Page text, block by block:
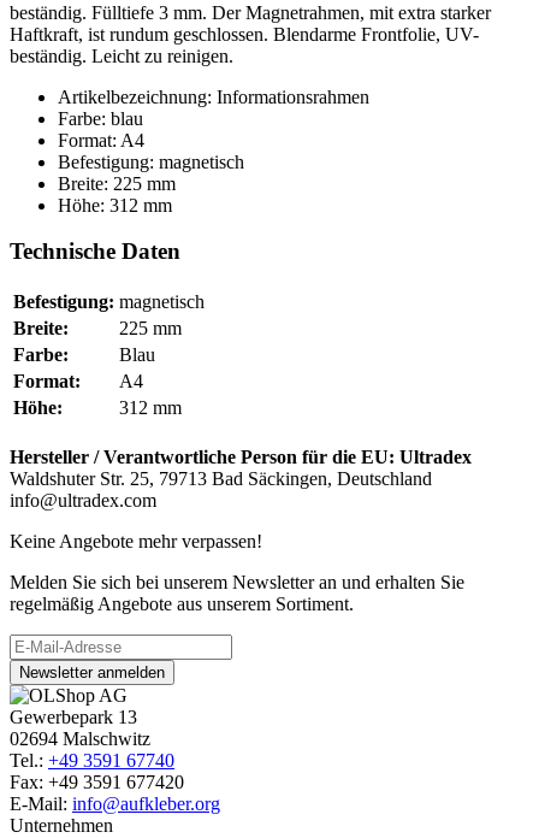
beständig. Fülltiefe 3 mm. Der Magnetrahmen, mit extra starker
Haftkraft, ist rundum geschlossen. Blendarme Frontfolie, UV-
beständig. Leicht zu reinigen.
Artikelbezeichnung: Informationsrahmen
Farbe: blau
Format: A4
Befestigung: magnetisch
Breite: 225 mm
Höhe: 312 mm
Technische Daten
Befestigung: magnetisch
Breite:
225 mm
Farbe:
Blau
Format:
A4
Höhe:
312 mm
Hersteller / Verantwortliche Person für die EU: Ultradex
Waldshuter Str. 25, 79713 Bad Säckingen, Deutschland
info@ultradex.com
Keine Angebote mehr verpassen!
Melden Sie sich bei unserem Newsletter an und erhalten Sie
regelmäßig Angebote aus unserem Sortiment.
Newsletter anmelden
Gewerbepark 13
02694 Malschwitz
Tel.: +49 3591 67740
Fax: +49 3591 677420
E-Mail: info@aufkleber.org
Unternehmen